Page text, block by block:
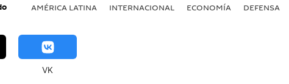
AMÉRICA LATINA INTERNACIONAL ECONOMÍA DEFENSA
VK